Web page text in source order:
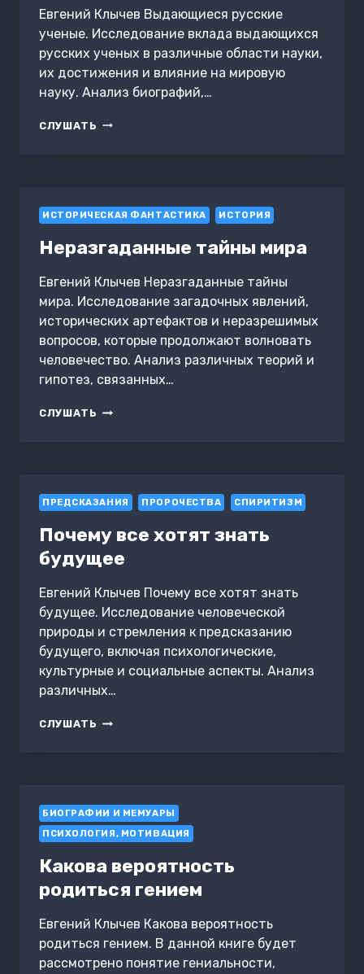
Евгений Клычев Выдающиеся русские
ученые. Исследование вклада выдающихся
русских ученых в различные области науки,
их достижения и влияние на мировую
науку. Анализ биографий,…
СЛУШАТЬ ВЫДАЮЩИЕСЯ
ИСТОРИЧЕСКАЯ ФАНТАСТИКА ИСТОРИЯ
Неразгаданные тайны мира
Евгений Клычев Неразгаданные тайны
мира. Исследование загадочных явлений,
исторических артефактов и неразрешимых
вопросов, которые продолжают волновать
человечество. Анализ различных теорий и
гипотез, связанных…
СЛУШАТЬ НЕРАЗГАДАННЫЕ
ПРЕДСКАЗАНИЯ ПРОРОЧЕСТВА СПИРИТИЗМ
Почему все хотят знать
будущее
Евгений Клычев Почему все хотят знать
будущее. Исследование человеческой
природы и стремления к предсказанию
будущего, включая психологические,
культурные и социальные аспекты. Анализ
различных…
СЛУШАТЬ ПОЧЕМУ
БИОГРАФИИ И МЕМУАРЫ
ПСИХОЛОГИЯ, МОТИВАЦИЯ
Какова вероятность
родиться гением
Евгений Клычев Какова вероятность
родиться гением. В данной книге будет
рассмотрено понятие гениальности,